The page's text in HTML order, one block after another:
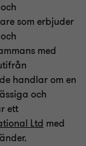
som erbjuder
med
handlar om en
och
ett
Ltd med